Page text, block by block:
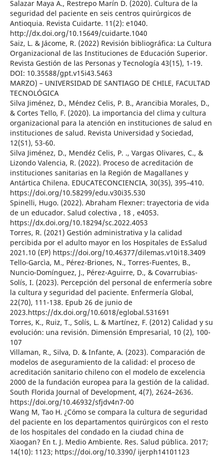
Salazar Maya A., Restrepo Marín D. (2020). Cultura de la
seguridad del paciente en seis centros quirúrgicos de
Antioquia. Revista Cuidarte. 11(2): e1040.
http://dx.doi.org/10.15649/cuidarte.1040
Saiz, L. & Jácome, R. (2022) Revisión bibliográfica: La Cultura
Organizacional de las Instituciones de Educación Superior.
Revista Gestión de las Personas y Tecnología 43(15), 1-19.
DOI: 10.35588/gpt.v15i43.5463
MARZO) – UNIVERSIDAD DE SANTIAGO DE CHILE, FACULTAD
TECNOLÓGICA
Silva Jiménez, D., Méndez Celis, P. B., Arancibia Morales, D.,
& Cortes Tello, F. (2020). La importancia del clima y cultura
organizacional para la atención en instituciones de salud en
instituciones de salud. Revista Universidad y Sociedad,
12(S1), 53-60.
Silva Jiménez, D., Mendéz Celis, P. ., Vargas Olivares, C., &
Lizondo Valencia, R. (2022). Proceso de acreditación de
instituciones sanitarias en la Región de Magallanes y
Antártica Chilena. EDUCATECONCIENCIA, 30(35), 395–410.
https://doi.org/10.58299/edu.v30i35.530
Spinelli, Hugo. (2022). Abraham Flexner: trayectoria de vida
de un educador. Salud colectiva , 18 , e4053.
https://dx.doi.org/10.18294/sc.2022.4053
Torres, R. (2021) Gestión administrativa y la calidad
percibida por el adulto mayor en los Hospitales de EsSalud
2021.10 (EP) https://doi.org/10.46377/dilemas.v10i18.3409
Tello-Garcìa, M., Pérez-Briones, N., Torres-Fuentes, B.,
Nuncio-Domínguez, J., Pérez-Aguirre, D., & Covarrubias-
Solís, I. (2023). Percepción del personal de enfermería sobre
la cultura y seguridad del paciente. Enfermería Global,
22(70), 111-138. Epub 26 de junio de
2023.https://dx.doi.org/10.6018/eglobal.531691
Torres, K., Ruiz, T., Solís, L. & Martínez, F. (2012) Calidad y su
evolución: una revisión. Dimensión Empresarial, 10 (2), 100-
107
Villaman, R., Silva, D. & Infante, A. (2023). Comparación de
modelos de aseguramiento de la calidad: el proceso de
acreditación sanitario chileno con el modelo de excelencia
2000 de la fundación europea para la gestión de la calidad.
South Florida Journal of Development, 4(7), 2624–2636.
https://doi.org/10.46932/sfjdv4n7-00
Wang M, Tao H. ¿Cómo se compara la cultura de seguridad
del paciente en los departamentos quirúrgicos con el resto
de los hospitales del condado en la ciudad china de
Xiaogan? En t. J. Medio Ambiente. Res. Salud pública. 2017;
14(10): 1123; https://doi.org/10.3390/ ijerph14101123